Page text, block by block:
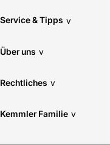
Service & Tipps v
Über uns v
Rechtliches v
Kemmler Familie v